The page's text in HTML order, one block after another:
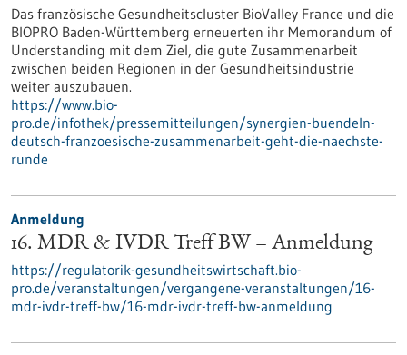
Das französische Gesundheitscluster BioValley France und die
BIOPRO Baden-Württemberg erneuerten ihr Memorandum of
Understanding mit dem Ziel, die gute Zusammenarbeit
zwischen beiden Regionen in der Gesundheitsindustrie
weiter auszubauen.
https://www.bio-
pro.de/infothek/pressemitteilungen/synergien-buendeln-
deutsch-franzoesische-zusammenarbeit-geht-die-naechste-
runde
Anmeldung
16. MDR & IVDR Treff BW – Anmeldung
https://regulatorik-gesundheitswirtschaft.bio-
pro.de/veranstaltungen/vergangene-veranstaltungen/16-
mdr-ivdr-treff-bw/16-mdr-ivdr-treff-bw-anmeldung